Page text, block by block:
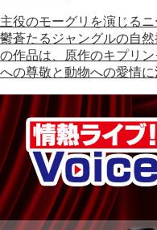
主役のモーグリを演じる
鬱蒼たるジャングルの自
の作品は、原作のキプリ
への尊敬と動物への愛情